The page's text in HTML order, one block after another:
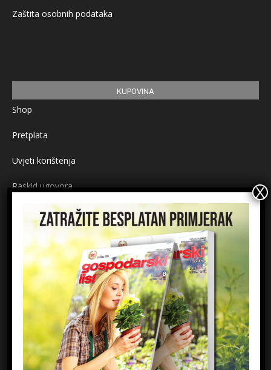
Zaštita osobnih podataka
KUPOVINA
Shop
Pretplata
Uvjeti korištenja
Raskid ugovora
Načini plaćanja
Sigurnost plaćanja
Prijavite se na newsletter
Email